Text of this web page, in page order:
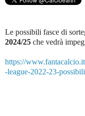
Le possibili fasce di
2024/25 che vedrà
https://
-league-2022-23-